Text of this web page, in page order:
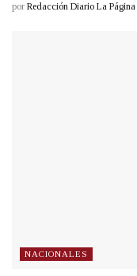
por Redacción Diario La Página
NACIONALES